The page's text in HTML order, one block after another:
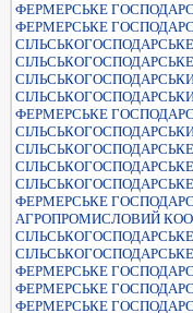
ФЕРМЕРСЬКЕ
ФЕРМЕРСЬКЕ
ФЕРМЕРСЬКЕ
ФЕРМЕРСЬКЕ
АГРОПРОМИСЛОВИЙ
ФЕРМЕРСЬКЕ
ФЕРМЕРСЬКЕ
ФЕРМЕРСЬКЕ